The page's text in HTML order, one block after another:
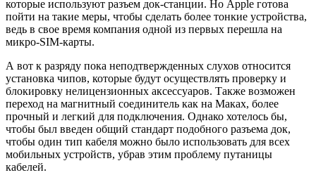
которые используют разъем док-станции. Но Apple готова
пойти на такие меры, чтобы сделать более тонкие устройства,
ведь в свое время компания одной из первых перешла на
микро-SIM-карты.
А вот к разряду пока неподтвержденных слухов относится
установка чипов, которые будут осуществлять проверку и
блокировку нелицензионных аксессуаров. Также возможен
переход на магнитный соединитель как на Маках, более
прочный и легкий для подключения. Однако хотелось бы,
чтобы был введен общий стандарт подобного разъема док,
чтобы один тип кабеля можно было использовать для всех
мобильных устройств, убрав этим проблему путаницы
кабелей.